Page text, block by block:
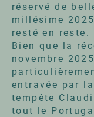
réservé de
millésime
resté en reste.
Bien que la
novembre
entravée par
tempête
tout le